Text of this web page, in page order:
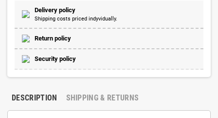
Delivery policy
Shipping costs priced indyvidually.
Return policy
Security policy
DESCRIPTION SHIPPING & RETURNS